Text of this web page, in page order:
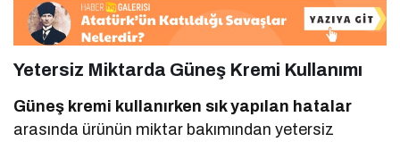
Yetersiz Miktarda Güneş Kremi Kullanımı
Güneş kremi kullanırken sık yapılan hatalar
arasında ürünün miktar bakımından yetersiz